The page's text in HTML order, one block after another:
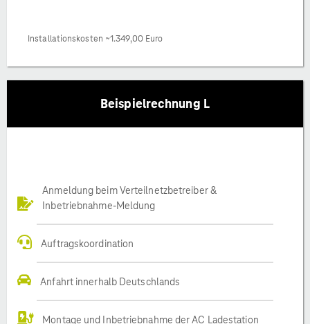
Installationskosten ~1.349,00 Euro
Beispielrechnung L
Anmeldung beim Verteilnetzbetreiber &
Inbetriebnahme-Meldung
Auftragskoordination
Anfahrt innerhalb Deutschlands
Montage und Inbetriebnahme der AC Ladestation